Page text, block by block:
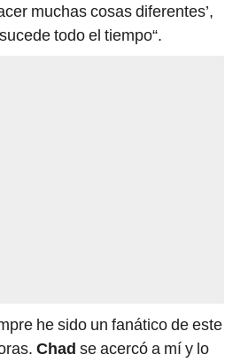
muchas cosas diferentes’,
todo el tiempo“.
he sido un fanático de este
Chad se acercó a mí y lo